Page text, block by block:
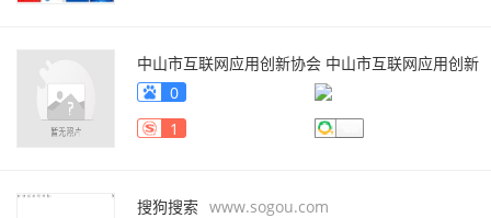
中山市互联网应用创新协会 中山市互联网应用创新
协会
www.hulianwangxiehui.com/
0
1
搜狗搜索 www.sogou.com